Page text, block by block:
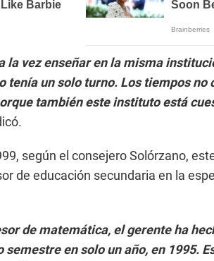
la vez enseñar en la misma
tenía un solo turno. Los tiempos no
también este instituto está
según el consejero Solórzano,
de educación secundaria en la
de matemática, el gerente ha
en solo un año, en 1995.